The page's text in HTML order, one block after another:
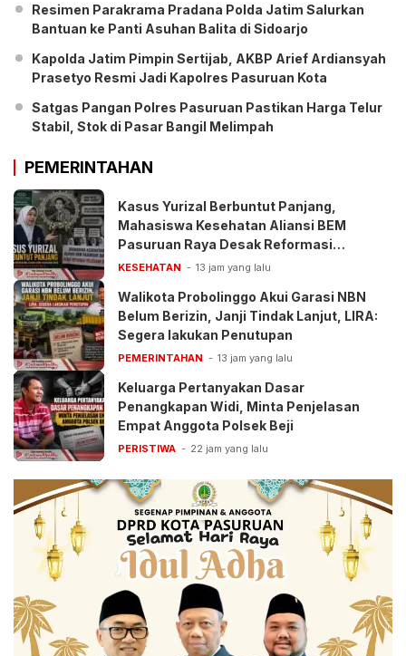
Resimen Parakrama Pradana Polda Jatim Salurkan
Bantuan ke Panti Asuhan Balita di Sidoarjo
Kapolda Jatim Pimpin Sertijab, AKBP Arief Ardiansyah
Prasetyo Resmi Jadi Kapolres Pasuruan Kota
Satgas Pangan Polres Pasuruan Pastikan Harga Telur
Stabil, Stok di Pasar Bangil Melimpah
PEMERINTAHAN
Kasus Yurizal Berbuntut Panjang,
Mahasiswa Kesehatan Aliansi BEM
Pasuruan Raya Desak Reformasi
Pelayanan BPJS
KESEHATAN 13 jam yang lalu
Walikota Probolinggo Akui Garasi NBN
Belum Berizin, Janji Tindak Lanjut, LIRA:
Segera lakukan Penutupan
PEMERINTAHAN 13 jam yang lalu
Keluarga Pertanyakan Dasar
Penangkapan Widi, Minta Penjelasan
Empat Anggota Polsek Beji
PERISTIWA 22 jam yang lalu